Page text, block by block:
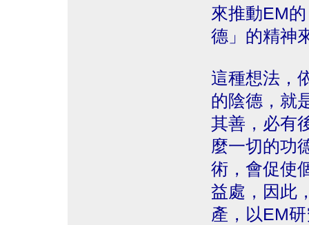
來推動EM
德」的精神
這種想法，
的陰德，就
其善，必有
麼一切的功
術，會促使
益處，因此
產，以EM